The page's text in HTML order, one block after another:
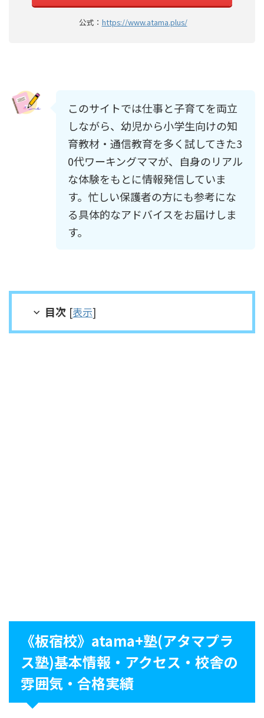
公式： https://www.atama.plus/
このサイトでは仕事と子育てを両立
しながら、幼児から小学生向けの知
育教材・通信教育を多く試してきた3
0代ワーキングママが、自身のリアル
な体験をもとに情報発信していま
す。忙しい保護者の方にも参考にな
る具体的なアドバイスをお届けしま
す。
目次 [表示]
《板宿校》atama+塾(アタマプラ
ス塾)基本情報・アクセス・校舎の
雰囲気・合格実績